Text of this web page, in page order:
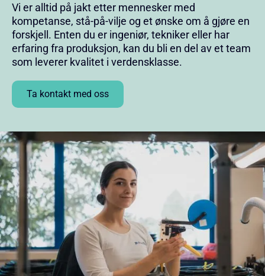
Vi er alltid på jakt etter mennesker med
kompetanse, stå-på-vilje og et ønske om å gjøre en
forskjell. Enten du er ingeniør, tekniker eller har
erfaring fra produksjon, kan du bli en del av et team
som leverer kvalitet i verdensklasse.
Ta kontakt med oss